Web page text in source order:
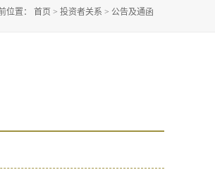
位置： 首页 > 投资者关系 > 公告及通函